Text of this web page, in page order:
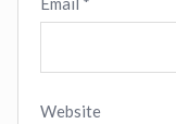
Website